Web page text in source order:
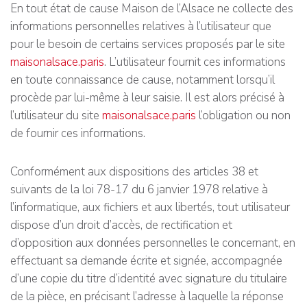
En tout état de cause Maison de l’Alsace ne collecte des
informations personnelles relatives à l’utilisateur que
pour le besoin de certains services proposés par le site
maisonalsace.paris. L’utilisateur fournit ces informations
en toute connaissance de cause, notamment lorsqu’il
procède par lui-même à leur saisie. Il est alors précisé à
l’utilisateur du site maisonalsace.paris l’obligation ou non
de fournir ces informations.
Conformément aux dispositions des articles 38 et
suivants de la loi 78-17 du 6 janvier 1978 relative à
l’informatique, aux fichiers et aux libertés, tout utilisateur
dispose d’un droit d’accès, de rectification et
d’opposition aux données personnelles le concernant, en
effectuant sa demande écrite et signée, accompagnée
d’une copie du titre d’identité avec signature du titulaire
de la pièce, en précisant l’adresse à laquelle la réponse